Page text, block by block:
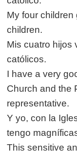
My four children
children.
Mis cuatro hijos
católicos.
I have a very
Church and the
representative.
Y yo, con la
tengo
This sensitive